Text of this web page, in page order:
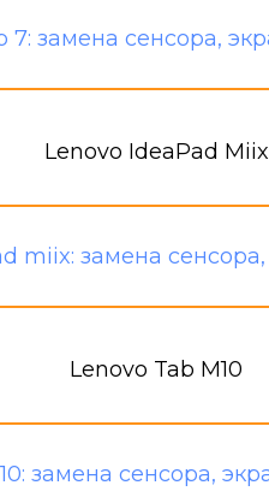
Lenovo IdeaPad Miix
Lenovo Tab M10